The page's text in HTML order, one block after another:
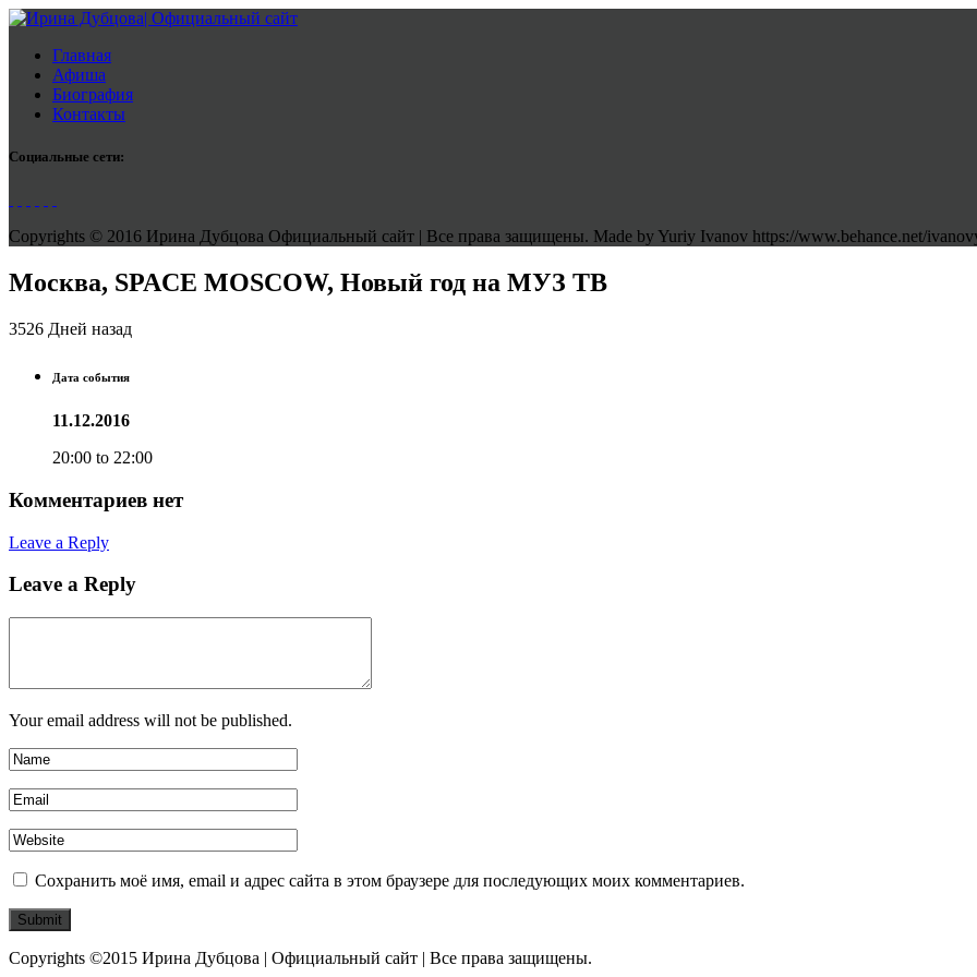
Главная
Афиша
Биография
Контакты
Социальные сети:
Copyrights © 2016 Ирина Дубцова Официальный сайт | Все права защищены. Made by Yuriy Ivanov https://www.behance.net/
Москва, SPACE MOSCOW, Новый год на МУЗ ТВ
3526 Дней назад
Дата события
11.12.2016
20:00 to 22:00
Комментариев нет
Leave a Reply
Leave a Reply
Your email address will not be published.
Сохранить моё имя, email и адрес сайта в этом браузере для последующих моих комментариев.
Copyrights ©2015 Ирина Дубцова | Официальный сайт | Все права защищены.